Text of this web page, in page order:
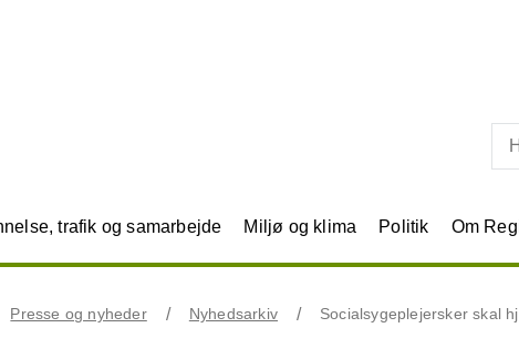
trafik og samarbejde Miljø og klima Politik Om
Presse og nyheder Nyhedsarkiv Socialsygeplejersker skal